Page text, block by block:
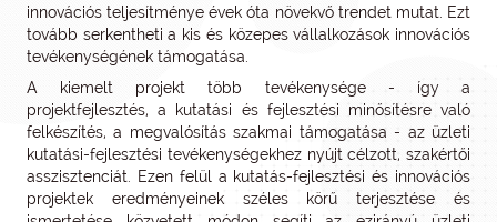
innovációs teljesítménye évek óta növekvő trendet mutat. Ezt
tovább serkentheti a kis és közepes vállalkozások innovációs
tevékenységének támogatása.
A kiemelt projekt több tevékenysége - így a
projektfejlesztés, a kutatási és fejlesztési minősítésre való
felkészítés, a megvalósítás szakmai támogatása - az üzleti
kutatási-fejlesztési tevékenységekhez nyújt célzott, szakértői
asszisztenciát. Ezen felül a kutatás-fejlesztési és innovációs
projektek eredményeinek széles körű terjesztése és